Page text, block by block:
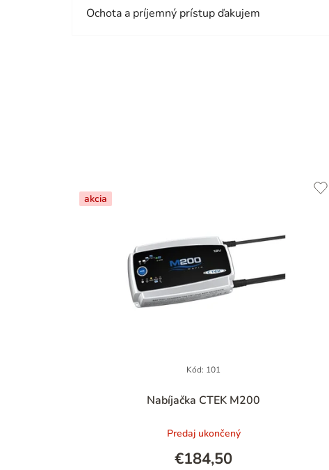
Ochota a príjemný prístup ďakujem
akcia
Nabíjačka CTEK M200
Predaj ukončený
€184,50
Kód: 101